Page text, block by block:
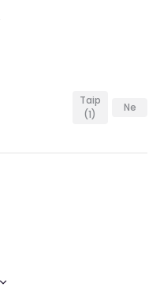
Taip
(1)
Ne